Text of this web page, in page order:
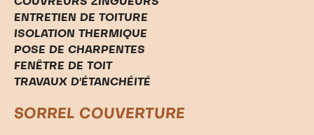
COUVREURS ZINGUEURS
ENTRETIEN DE TOITURE
ISOLATION THERMIQUE
POSE DE CHARPENTES
FENÊTRE DE TOIT
TRAVAUX D'ÉTANCHÉITÉ
SORREL COUVERTURE